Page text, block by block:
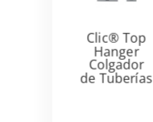
Clic® Top
Hanger
Colgador
de Tuberías
